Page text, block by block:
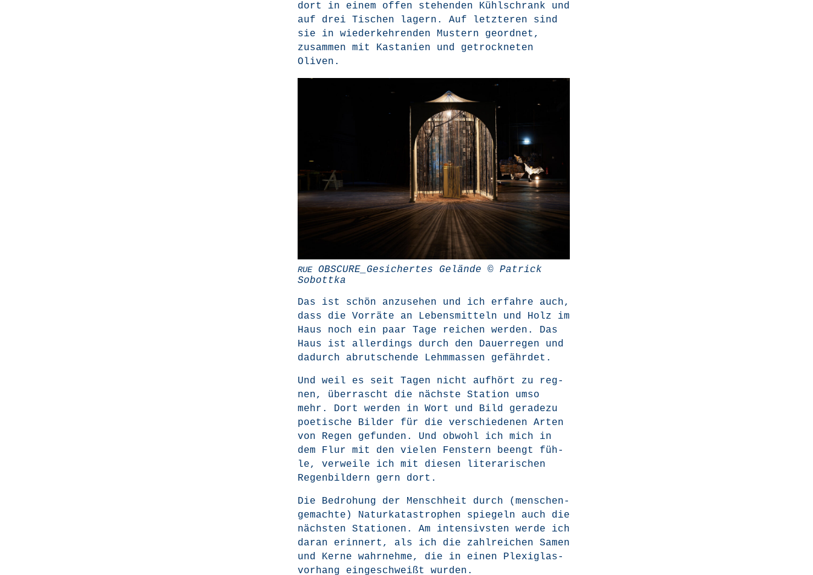
dort in einem offen ste­hen­den Kühl­schrank und
auf drei Tischen lagern. Auf letz­te­ren sind
sie in wie­der­keh­ren­den Mus­tern geord­net,
zusam­men mit Kas­ta­ni­en und getrock­ne­ten
Oliven.
RUEOBSCURE_Gesichertes Gelän­de © Patrick
Sobottka
Das ist schön anzu­se­hen und ich erfah­re auch,
dass die Vor­rä­te an Lebens­mit­teln und Holz im
Haus noch ein paar Tage rei­chen wer­den. Das
Haus ist aller­dings durch den Dau­er­re­gen und
dadurch abrut­schen­de Lehm­mas­sen gefährdet.
Und weil es seit Tagen nicht auf­hört zu reg­
nen, über­rascht die nächs­te Sta­ti­on umso
mehr. Dort wer­den in Wort und Bild gera­de­zu
poe­ti­sche Bil­der für die ver­schie­de­nen Arten
von Regen gefun­den. Und obwohl ich mich in
dem Flur mit den vie­len Fens­tern beengt füh­
le, ver­wei­le ich mit die­sen lite­ra­ri­schen
Regen­bil­dern gern dort.
Die Bedro­hung der Mensch­heit durch (men­schen­
ge­mach­te) Natur­ka­ta­stro­phen spie­geln auch die
nächs­ten Sta­tio­nen. Am inten­sivs­ten wer­de ich
dar­an erin­nert, als ich die zahl­rei­chen Samen
und Ker­ne wahr­neh­me, die in einen Ple­xi­glas­
vor­hang ein­ge­schweißt wurden.